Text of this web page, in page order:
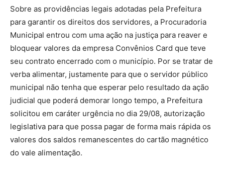
Sobre as providências legais adotadas pela Prefeitura
para garantir os direitos dos servidores, a Procuradoria
Municipal entrou com uma ação na justiça para reaver e
bloquear valores da empresa Convênios Card que teve
seu contrato encerrado com o município. Por se tratar de
verba alimentar, justamente para que o servidor público
municipal não tenha que esperar pelo resultado da ação
judicial que poderá demorar longo tempo, a Prefeitura
solicitou em caráter urgência no dia 29/08, autorização
legislativa para que possa pagar de forma mais rápida os
valores dos saldos remanescentes do cartão magnético
do vale alimentação.